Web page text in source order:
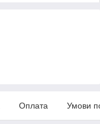
Оплата Умови